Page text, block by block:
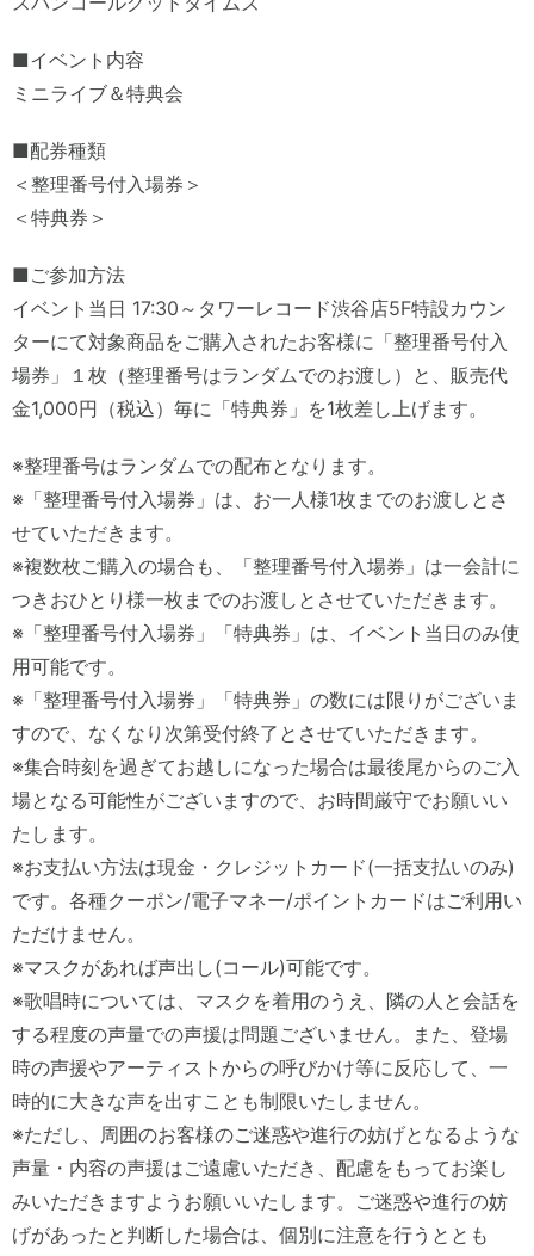
■イベント内容
ミニライブ＆特典会
■配券種類
＜整理番号付入場券＞
＜特典券＞
■ご参加方法
イベント当日 17:30～タワーレコード渋谷店5F特設カウン
ターにて対象商品をご購入されたお客様に「整理番号付入
場券」１枚（整理番号はランダムでのお渡し）と、販売代
金1,000円（税込）毎に「特典券」を1枚差し上げます。
※整理番号はランダムでの配布となります。
※「整理番号付入場券」は、お一人様1枚までのお渡しとさ
せていただきます。
※複数枚ご購入の場合も、「整理番号付入場券」は一会計に
つきおひとり様一枚までのお渡しとさせていただきます。
※「整理番号付入場券」「特典券」は、イベント当日のみ使
用可能です。
※「整理番号付入場券」「特典券」の数には限りがございま
すので、なくなり次第受付終了とさせていただきます。
※集合時刻を過ぎてお越しになった場合は最後尾からのご入
場となる可能性がございますので、お時間厳守でお願いい
たします。
※お支払い方法は現金・クレジットカード(一括支払いのみ)
です。各種クーポン/電子マネー/ポイントカードはご利用い
ただけません。
※マスクがあれば声出し(コール)可能です。
※歌唱時については、マスクを着用のうえ、隣の人と会話を
する程度の声量での声援は問題ございません。また、登場
時の声援やアーティストからの呼びかけ等に反応して、一
時的に大きな声を出すことも制限いたしません。
※ただし、周囲のお客様のご迷惑や進行の妨げとなるような
声量・内容の声援はご遠慮いただき、配慮をもってお楽し
みいただきますようお願いいたします。ご迷惑や進行の妨
げがあったと判断した場合は、個別に注意を行うととも